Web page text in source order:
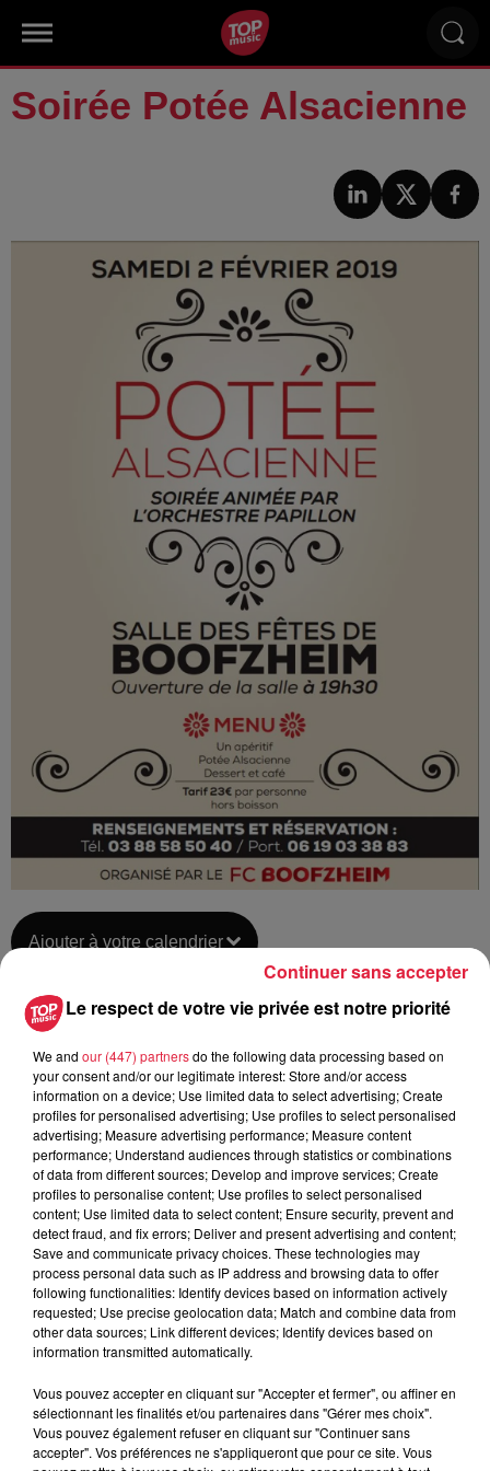
Soirée Potée Alsacienne
Ajouter à votre calendrier
Date
au2 février 2019 à 0h00
Lieu BOOFZHEIM
Organisateur
Roth Arnaud
0631444120
arnaudroth2@gmail.com
Tarif Gratuit
Le respect de votre vie privée est notre priorité
We and our (447) partnersdo the following data processing based on
your consent and/or our legitimate interest: Store and/or access
information on a device; Use limited data to select advertising; Create
profiles for personalised advertising; Use profiles to select personalised
advertising; Measure advertising performance; Measure content
performance; Understand audiences through statistics or combinations
of data from different sources; Develop and improve services; Create
profiles to personalise content; Use profiles to select personalised
content; Use limited data to select content; Ensure security, prevent and
detect fraud, and fix errors; Deliver and present advertising and content;
Save and communicate privacy choices. These technologies may
process personal data such as IP address and browsing data to offer
following functionalities: Identify devices based on information actively
requested; Use precise geolocation data; Match and combine data from
other data sources; Link different devices; Identify devices based on
information transmitted automatically.
Vous pouvez accepter en cliquant sur "Accepter et fermer", ou affiner en
sélectionnant les finalités et/ou partenaires dans "Gérer mes choix".
Vous pouvez également refuser en cliquant sur "Continuer sans
accepter". Vos préférences ne s'appliqueront que pour ce site. Vous
Continuer sans accepter